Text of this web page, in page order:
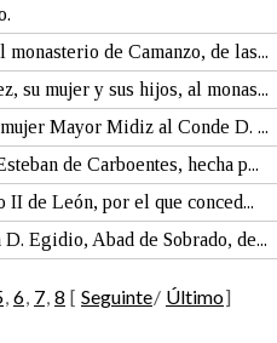
de Camanzo, de las...
su mujer y sus hijos, al monas...
Mayor Midiz al Conde D. ...
de Carboentes, hecha p...
de León, por el que conced...
Egidio, Abad de Sobrado, de...
, 6, 7, 8 [ Seguinte/ Último]